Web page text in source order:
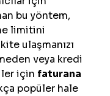
bu yöntem,
limitini
ulaşmanızı
veya kredi
için faturana
popüler hale